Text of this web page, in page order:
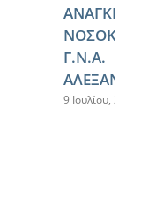
ΑΝΑΓΚΕΣ
Γ.Ν.Α.
9 Ιουλίου, 2026